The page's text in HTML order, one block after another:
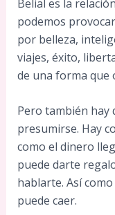
Belial es la
podemos
por belleza,
viajes, éxito,
de una forma que
Pero también hay
presumirse. Hay
como el dinero
puede darte
hablarte. Así
puede caer.